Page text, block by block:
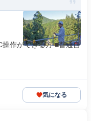
作ができる方 ■普通自
気になる